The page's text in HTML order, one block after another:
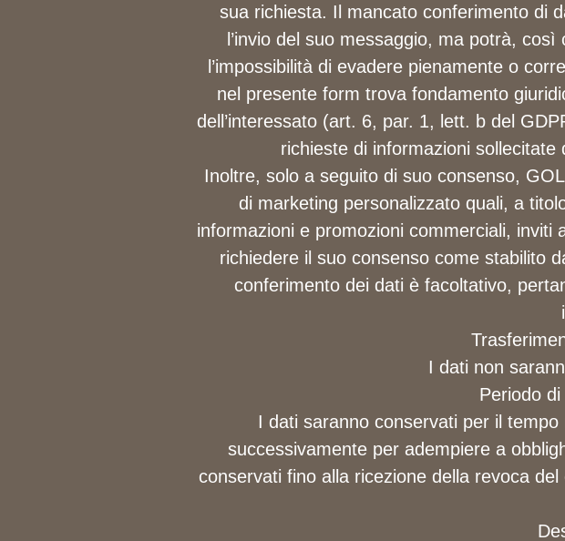
sua richiesta. Il mancato conferimento di
l’invio del suo messaggio, ma potrà,
l’impossibilità di evadere pienamente o
nel presente form trova fondamento
dell’interessato (art. 6, par. 1, lett. b del
richieste di informazioni
Inoltre, solo a seguito di suo consenso,
di marketing personalizzato quali, a
informazioni e promozioni commerciali,
richiedere il suo consenso come stabilito
conferimento dei dati è facoltativo,
I dati non
Periodo
I dati saranno conservati per il
successivamente per adempiere a
conservati fino alla ricezione della revoca